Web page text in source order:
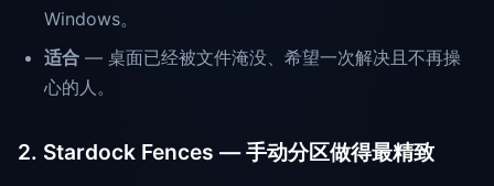
Windows。
适合 — 桌面已经被文件淹没、希望一次解决且不再操
心的人。
2. Stardock Fences — 手动分区做得最精致